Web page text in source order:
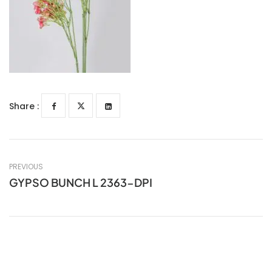
Share :
PREVIOUS
GYPSO BUNCH L 2363-DPI